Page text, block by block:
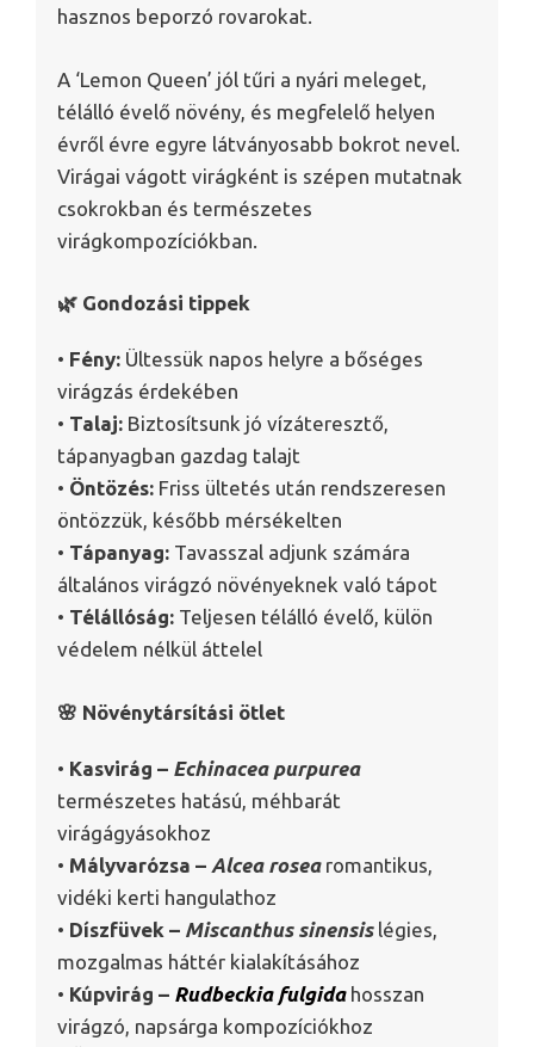
hasznos beporzó rovarokat.
A ‘Lemon Queen’ jól tűri a nyári meleget,
télálló évelő növény, és megfelelő helyen
évről évre egyre látványosabb bokrot nevel.
Virágai vágott virágként is szépen mutatnak
csokrokban és természetes
virágkompozíciókban.
🌿 Gondozási tippek
• Fény: Ültessük napos helyre a bőséges
virágzás érdekében
• Talaj: Biztosítsunk jó vízáteresztő,
tápanyagban gazdag talajt
• Öntözés: Friss ültetés után rendszeresen
öntözzük, később mérsékelten
• Tápanyag: Tavasszal adjunk számára
általános virágzó növényeknek való tápot
• Télállóság: Teljesen télálló évelő, külön
védelem nélkül áttelel
🌸 Növénytársítási ötlet
• Kasvirág – Echinacea purpurea
természetes hatású, méhbarát
virágágyásokhoz
• Mályvarózsa – Alcea rosearomantikus,
vidéki kerti hangulathoz
• Díszfüvek – Miscanthus sinensislégies,
mozgalmas háttér kialakításához
• Kúpvirág – Rudbeckia fulgidahosszan
virágzó, napsárga kompozíciókhoz